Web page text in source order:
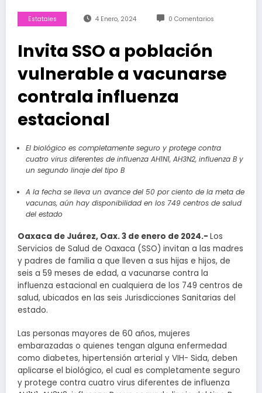
Estatales 4 Enero, 2024 0 Comentarios
Invita SSO a población
vulnerable a vacunarse
contrala influenza
estacional
El biológico es completamente seguro y protege contra
cuatro virus diferentes de influenza AH1N1, AH3N2, influenza B y
un segundo linaje del tipo B
A la fecha se lleva un avance del 50 por ciento de la meta de
vacunas, aún hay disponibilidad en los 749 centros de salud
del estado
Oaxaca de Juárez, Oax. 3 de enero de 2024.- Los
Servicios de Salud de Oaxaca (SSO) invitan a las madres
y padres de familia a que lleven a sus hijas e hijos, de
seis a 59 meses de edad, a vacunarse contra la
influenza estacional en cualquiera de los 749 centros de
salud, ubicados en las seis Jurisdicciones Sanitarias del
estado.
Las personas mayores de 60 años, mujeres
embarazadas o quienes tengan alguna enfermedad
como diabetes, hipertensión arterial y VIH- Sida, deben
aplicarse el biológico, el cual es completamente seguro
y protege contra cuatro virus diferentes de influenza